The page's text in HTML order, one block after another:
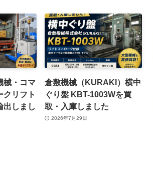
械・コマ
クリフト
出しまし
倉敷機械（KURAKI）横中
ぐり盤 KBT-1003Wを買
取・入庫しました
2026年7月29日